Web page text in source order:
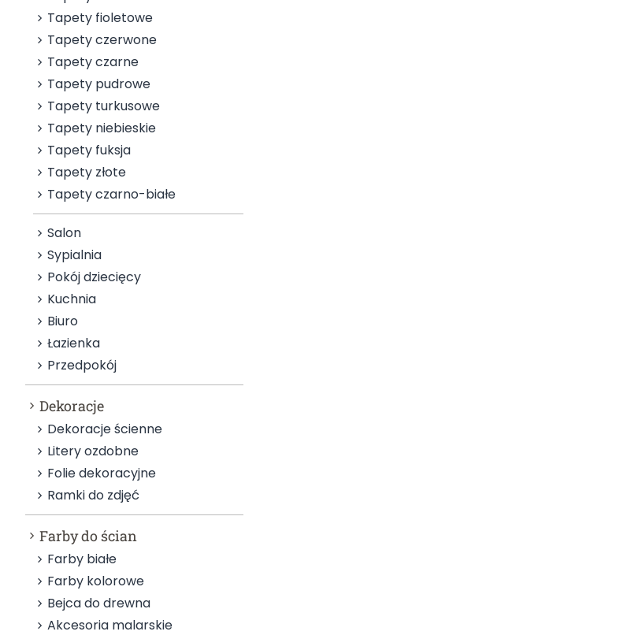
Tapety fioletowe
Tapety czerwone
Tapety czarne
Tapety pudrowe
Tapety turkusowe
Tapety niebieskie
Tapety fuksja
Tapety złote
Tapety czarno-białe
Salon
Sypialnia
Pokój dziecięcy
Kuchnia
Biuro
Łazienka
Przedpokój
Dekoracje
Dekoracje ścienne
Litery ozdobne
Folie dekoracyjne
Ramki do zdjęć
Farby do ścian
Farby białe
Farby kolorowe
Bejca do drewna
Akcesoria malarskie